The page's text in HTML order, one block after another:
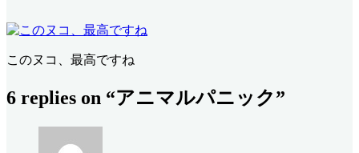
このヌコ、最高ですね
6 replies on “アニマルパニック”